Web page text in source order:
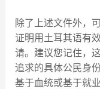
除了上述文件外，
证明用土耳其语有
请。建议您记住，
追求的具体公民身
基于血统或基于就